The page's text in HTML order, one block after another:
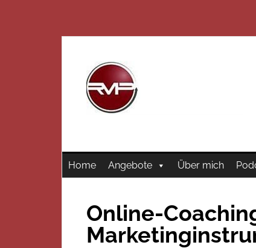
Home Angebote Über mich
Online-